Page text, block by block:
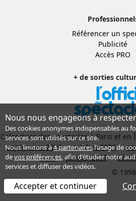
Référencer un
Publicité
Accès PRO
+ de sorties
Calendrier des spectacles à Paris et en
septembre 2026
octobre 2026
2026
janvier 2027
©
Nous nous engageons à
Des cookies anonymes indispensables au
services sont utilisés sur ce site.
Nous limitons à4 partenairesl’usage de
devos préférences, afin d'étudier notre
services et diffuser des vidéos.
Accepter et continuer